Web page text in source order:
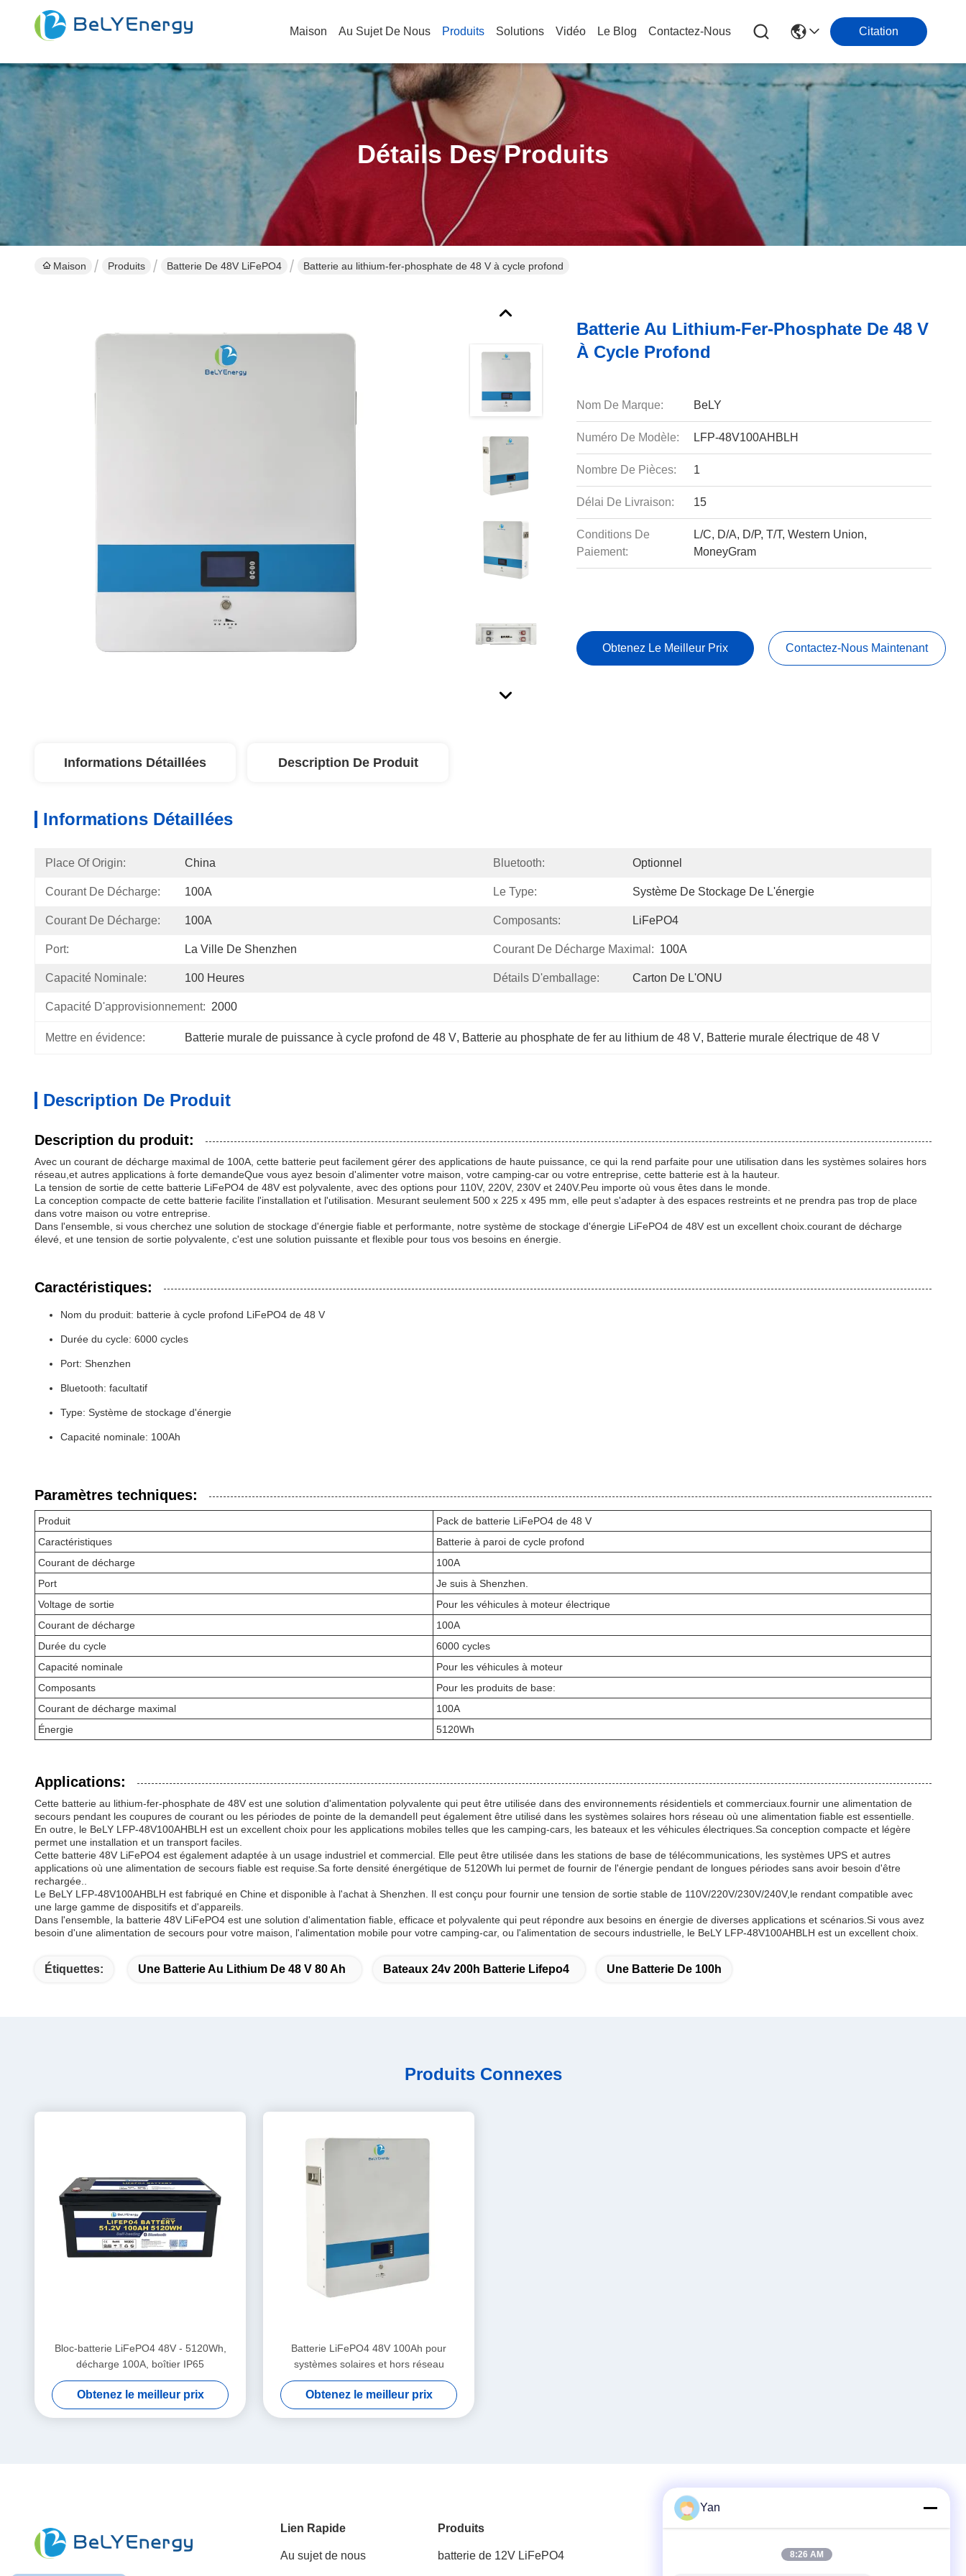
Maison Au Sujet De Nous Produits Solutions Vidéo Le Blog Contactez-Nous Citation
Détails Des Produits
Maison Produits Batterie De 48V LiFePO4 Batterie au lithium-fer-phosphate de 48 V à cycle profond
Batterie Au Lithium-Fer-Phosphate De 48 V
À Cycle Profond
Nom De Marque: BeLY
Numéro De Modèle: LFP-48V100AHBLH
Nombre De Pièces: 1
Délai De Livraison: 15
Conditions De
Paiement:
L/C, D/A, D/P, T/T, Western Union,
MoneyGram
Obtenez Le Meilleur Prix Contactez-Nous Maintenant
Informations Détaillées Description De Produit
Informations Détaillées
Place Of Origin: China Bluetooth: Optionnel
Courant De Décharge: 100A Le Type: Système De Stockage De L'énergie
Courant De Décharge: 100A Composants: LiFePO4
Port: La Ville De Shenzhen Courant De Décharge Maximal: 100A
Capacité Nominale: 100 Heures Détails D'emballage: Carton De L'ONU
Capacité D'approvisionnement: 2000
Mettre en évidence: Batterie murale de puissance à cycle profond de 48 V, Batterie au phosphate de fer au lithium de 48 V, Batterie murale électrique de 48 V
Description De Produit
Description du produit:
Avec un courant de décharge maximal de 100A, cette batterie peut facilement gérer des applications de haute puissance, ce qui la rend parfaite pour une utilisation dans les systèmes solaires hors
réseau,et autres applications à forte demandeQue vous ayez besoin d'alimenter votre maison, votre camping-car ou votre entreprise, cette batterie est à la hauteur.
La tension de sortie de cette batterie LiFePO4 de 48V est polyvalente, avec des options pour 110V, 220V, 230V et 240V.Peu importe où vous êtes dans le monde.
La conception compacte de cette batterie facilite l'installation et l'utilisation. Mesurant seulement 500 x 225 x 495 mm, elle peut s'adapter à des espaces restreints et ne prendra pas trop de place
dans votre maison ou votre entreprise.
Dans l'ensemble, si vous cherchez une solution de stockage d'énergie fiable et performante, notre système de stockage d'énergie LiFePO4 de 48V est un excellent choix.courant de décharge
élevé, et une tension de sortie polyvalente, c'est une solution puissante et flexible pour tous vos besoins en énergie.
Caractéristiques:
Nom du produit: batterie à cycle profond LiFePO4 de 48 V
Durée du cycle: 6000 cycles
Port: Shenzhen
Bluetooth: facultatif
Type: Système de stockage d'énergie
Capacité nominale: 100Ah
Paramètres techniques:
Produit
Pack de batterie LiFePO4 de 48 V
Caractéristiques
Batterie à paroi de cycle profond
Courant de décharge
100A
Port
Je suis à Shenzhen.
Voltage de sortie
Pour les véhicules à moteur électrique
Courant de décharge
100A
Durée du cycle
6000 cycles
Capacité nominale
Pour les véhicules à moteur
Composants
Pour les produits de base:
Courant de décharge maximal
100A
Énergie
5120Wh
Applications:
Cette batterie au lithium-fer-phosphate de 48V est une solution d'alimentation polyvalente qui peut être utilisée dans des environnements résidentiels et commerciaux.fournir une alimentation de
secours pendant les coupures de courant ou les périodes de pointe de la demandeIl peut également être utilisé dans les systèmes solaires hors réseau où une alimentation fiable est essentielle.
En outre, le BeLY LFP-48V100AHBLH est un excellent choix pour les applications mobiles telles que les camping-cars, les bateaux et les véhicules électriques.Sa conception compacte et légère
permet une installation et un transport faciles.
Cette batterie 48V LiFePO4 est également adaptée à un usage industriel et commercial. Elle peut être utilisée dans les stations de base de télécommunications, les systèmes UPS et autres
applications où une alimentation de secours fiable est requise.Sa forte densité énergétique de 5120Wh lui permet de fournir de l'énergie pendant de longues périodes sans avoir besoin d'être
rechargée..
Le BeLY LFP-48V100AHBLH est fabriqué en Chine et disponible à l'achat à Shenzhen. Il est conçu pour fournir une tension de sortie stable de 110V/220V/230V/240V,le rendant compatible avec
une large gamme de dispositifs et d'appareils.
Dans l'ensemble, la batterie 48V LiFePO4 est une solution d'alimentation fiable, efficace et polyvalente qui peut répondre aux besoins en énergie de diverses applications et scénarios.Si vous avez
besoin d'une alimentation de secours pour votre maison, l'alimentation mobile pour votre camping-car, ou l'alimentation de secours industrielle, le BeLY LFP-48V100AHBLH est un excellent choix.
Étiquettes: Une Batterie Au Lithium De 48 V 80 Ah Bateaux 24v 200h Batterie Lifepo4 Une Batterie De 100h
Produits Connexes
Bloc-batterie LiFePO4 48V - 5120Wh,
décharge 100A, boîtier IP65
Obtenez le meilleur prix
Batterie LiFePO4 48V 100Ah pour
systèmes solaires et hors réseau
Obtenez le meilleur prix
Lien Rapide
Au sujet de nous
Produits
batterie de 12V LiFePO4
Contactez rapidement
Téléphone :
Yan
8:26 AM